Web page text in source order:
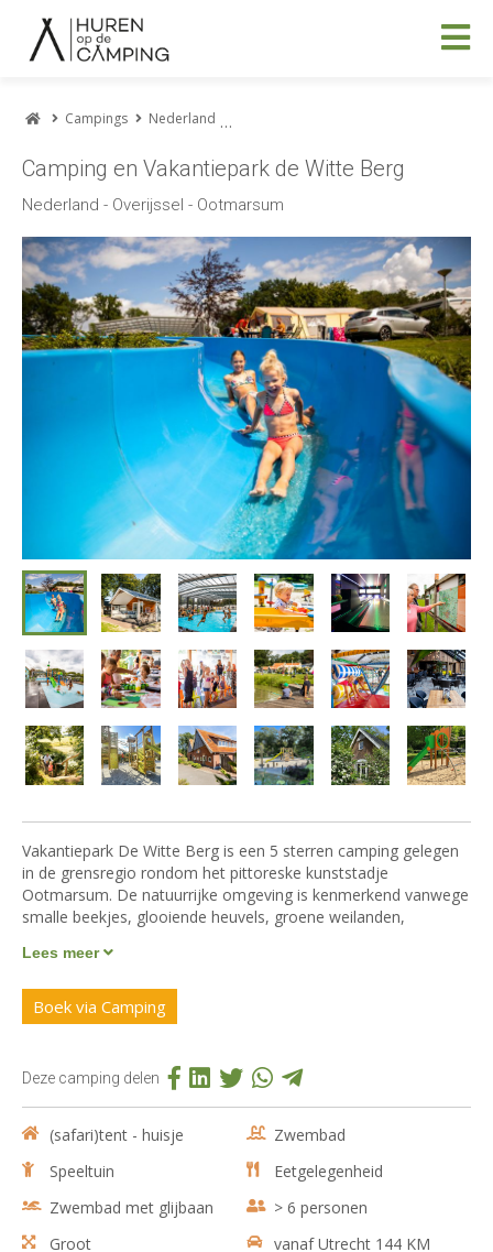
Campings Nederland
Camping en Vakantiepark de Witte Berg
Nederland - Overijssel - Ootmarsum
Vakantiepark De Witte Berg is een 5 sterren camping gelegen
in de grensregio rondom het pittoreske kunststadje
Ootmarsum. De natuurrijke omgeving is kenmerkend vanwege
smalle beekjes, glooiende heuvels, groene weilanden,
Lees meer
Boek via Camping
Deze camping delen
(safari)tent - huisje
Zwembad
Speeltuin
Eetgelegenheid
Zwembad met glijbaan
> 6 personen
Groot
vanaf Utrecht 144 KM